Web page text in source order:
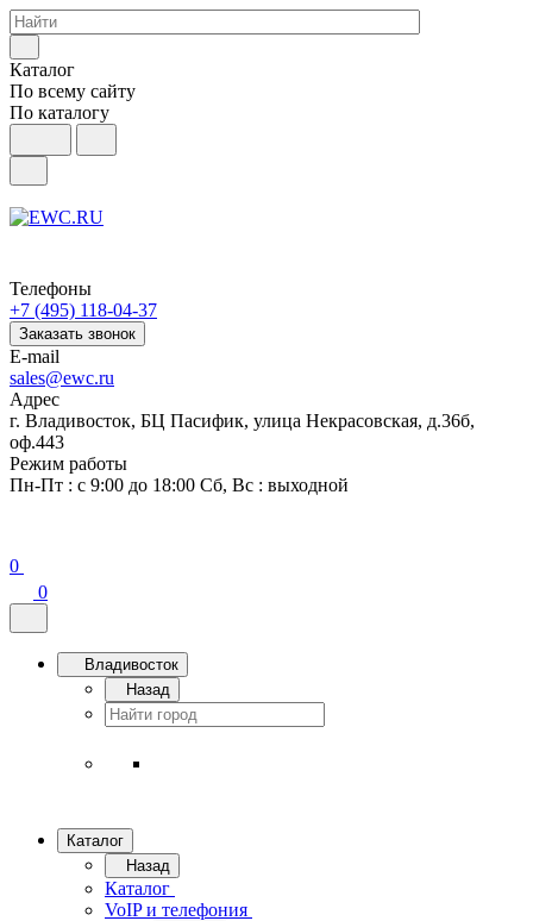
Каталог
По всему сайту
По каталогу
Телефоны
+7 (495) 118-04-37
Заказать звонок
E-mail
sales@ewc.ru
Адрес
г. Владивосток, БЦ Пасифик, улица Некрасовская, д.36б,
оф.443
Режим работы
Пн-Пт : с 9:00 до 18:00 Сб, Вс : выходной
0
0
Владивосток
Назад
Каталог
Назад
Каталог
VoIP и телефония